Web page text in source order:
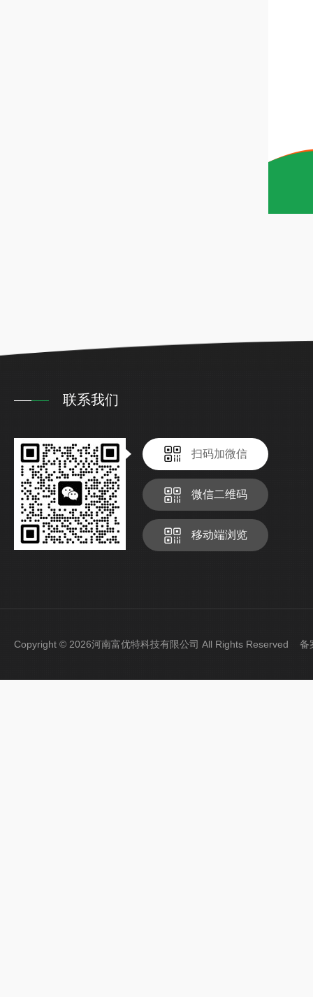
联系我们
扫码加微信
微信二维码
移动端浏览
Copyright © 2026河南富优特科技有限公司 All Rights Reserved 备